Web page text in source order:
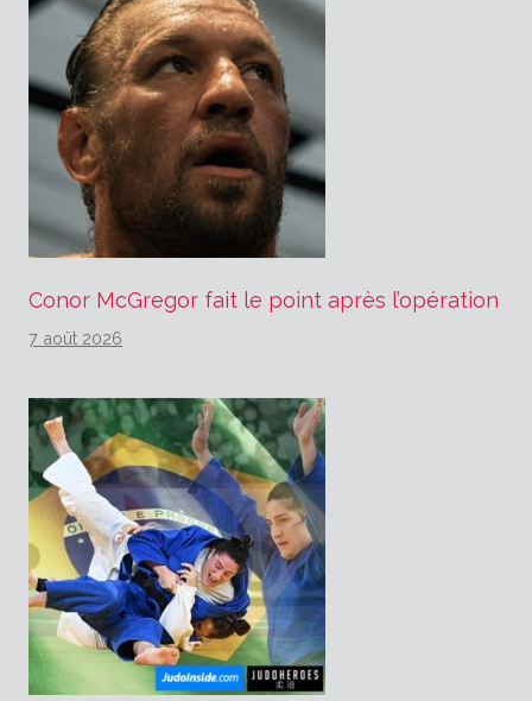
Conor McGregor fait le point après l’opération
7 août 2026